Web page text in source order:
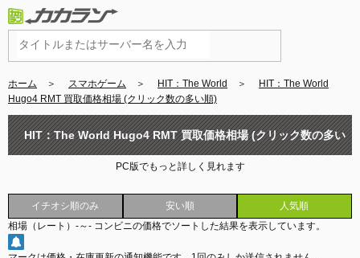
ホーム ＞ スマホゲーム ＞ HIT：The World ＞
HIT：The World
Hugo4 RMT 買取価格相場 (クリック数の多い順)
HIT：The World Hugo4 RMT 買取価格相場 (クリック数の多い
PC版でもっと詳しく見れます
イチオシ順のみ 安い順
人気順
相場（レート） -～- コンビニの価格でソートした結果を表示しています。